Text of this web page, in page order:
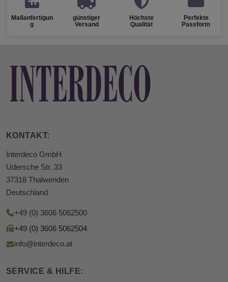
Maßanfertigun
g
günstiger
Versand
Höchste
Qualität
Perfekte
Passform
KONTAKT:
Interdeco GmbH
Udersche Str. 33
37318 Thalwenden
Deutschland
+49 (0) 3606 5062500
+49 (0) 3606 5062504
info@interdeco.at
SERVICE & HILFE: